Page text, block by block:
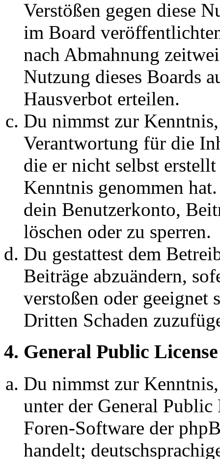
Verstößen gegen diese
im Board
nach Abmahnung
Nutzung dieses Boards
Hausverbot erteilen.
Du nimmst zur
Verantwortung für die
die er nicht selbst
Kenntnis genommen
dein Benutzerkonto,
löschen oder zu sperren.
Du gestattest dem
Beiträge abzuändern,
verstoßen oder geeignet
Dritten Schaden
4. General Public License
Du nimmst zur
unter der General
Foren-Software der
handelt;